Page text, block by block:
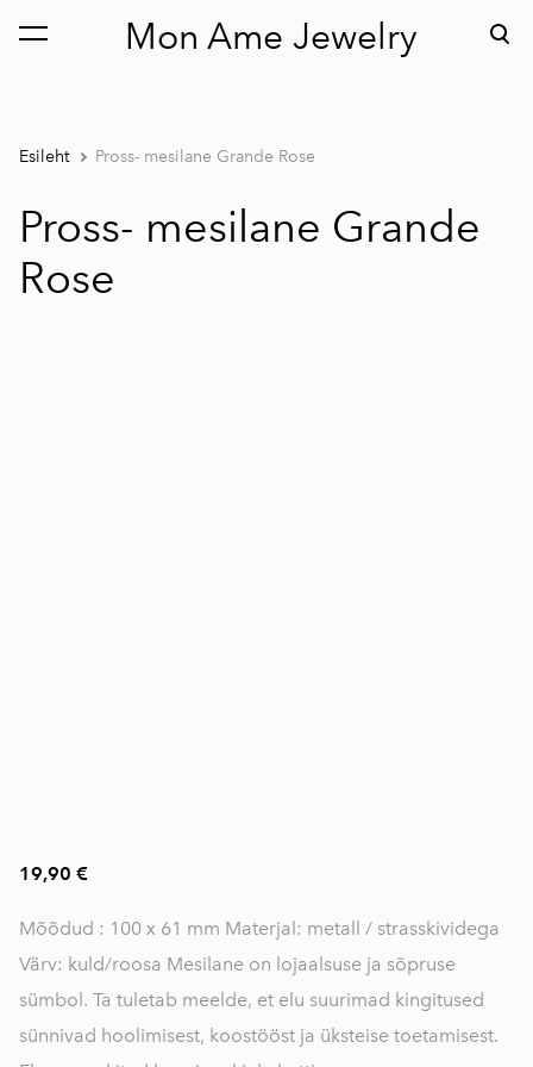
Mon Ame Jewelry
lisati ostukorvi. Vaata ostukorvi
Esileht Pross- mesilane Grande Rose
Pross- mesilane Grande
Rose
19,90 €
Mõõdud : 100 x 61 mm Materjal: metall / strasskividega
Värv: kuld/roosa Mesilane on lojaalsuse ja sõpruse
sümbol. Ta tuletab meelde, et elu suurimad kingitused
sünnivad hoolimisest, koostööst ja üksteise toetamisest.